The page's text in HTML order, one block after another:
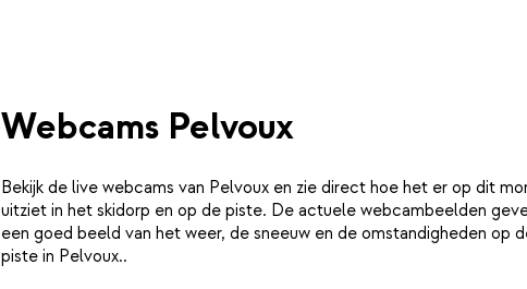
Webcams Pelvoux
Bekijk de live webcams van Pelvoux en zie direct hoe het er op dit
uitziet in het skidorp en op de piste. De actuele webcambeelden
een goed beeld van het weer, de sneeuw en de omstandigheden op
piste in Pelvoux..